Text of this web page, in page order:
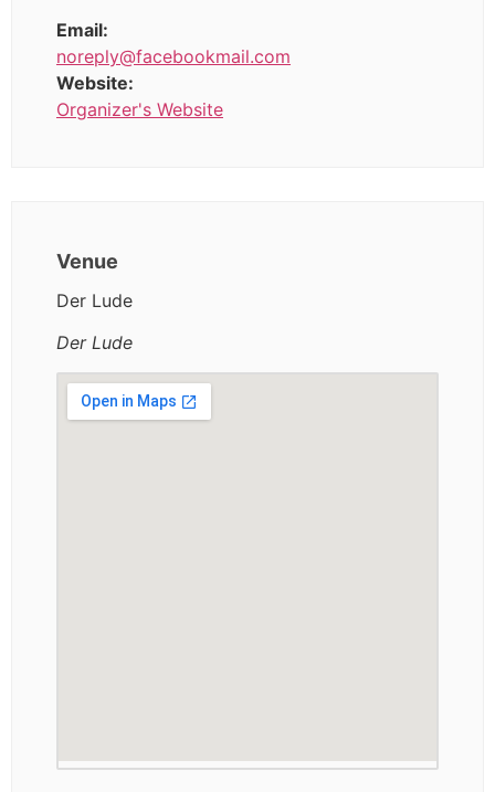
Email:
noreply@facebookmail.com
Website:
Organizer's Website
Venue
Der Lude
Der Lude